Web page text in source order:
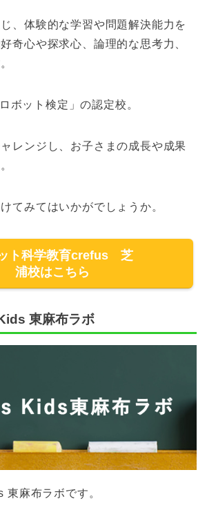
、体験的な学習や問題解決能力を
奇心や探求心、論理的な思考力、
ボット検定」の認定校。
レンジし、お子さまの成長や成果
てみてはいかがでしょうか。
ト科学教育crefus 芝
浦校はこちら
東麻布ラボ
麻布ラボです。